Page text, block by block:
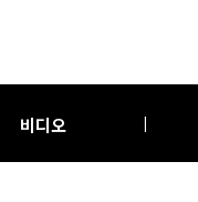
비디오 |